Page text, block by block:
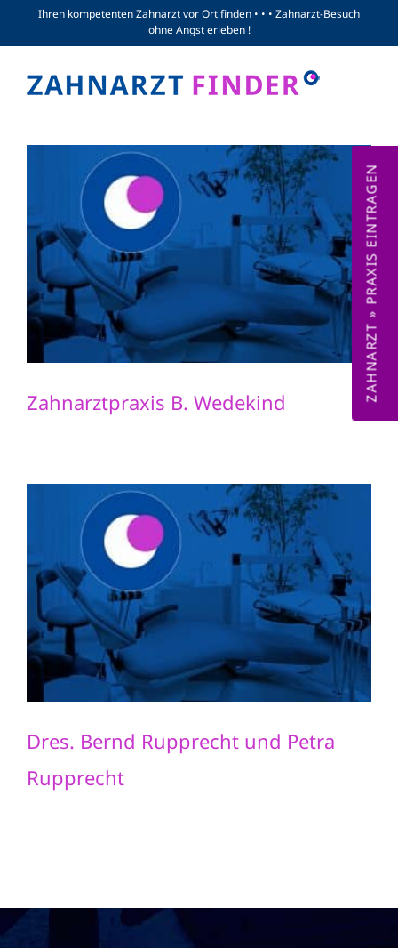
Inhalt
springen
Ihren kompetenten Zahnarzt vor Ort finden • • • Zahnarzt-Besuch
ohne Angst erleben !
Zahnarztpraxis B. Wedekind
Dres. Bernd Rupprecht und Petra
Rupprecht
ZAHNARZT » PRAXIS EINTRAGEN